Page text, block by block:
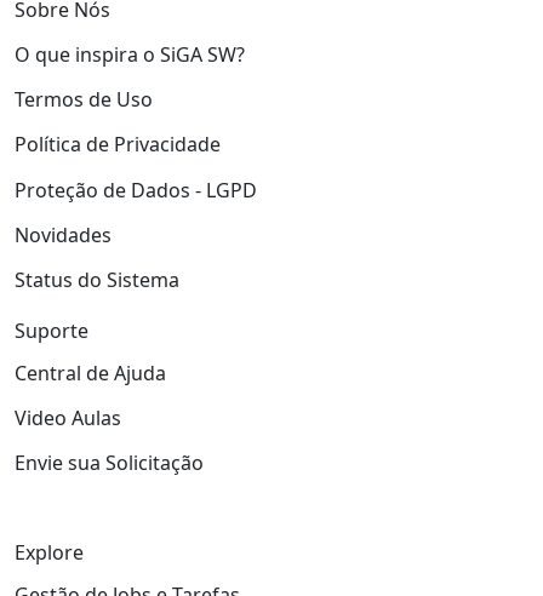
Sobre Nós
O que inspira o SiGA SW?
Termos de Uso
Política de Privacidade
Proteção de Dados - LGPD
Novidades
Status do Sistema
Suporte
Central de Ajuda
Video Aulas
Envie sua Solicitação
Explore